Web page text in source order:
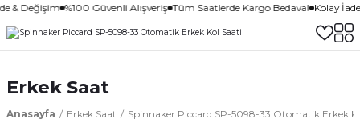
& Değişim %100 Güvenli Alışveriş Tüm Saatlerde Kargo Bedava! Kolay
Erkek Saat
Anasayfa Erkek Saat Spinnaker Piccard SP-5098-33 Otomatik Erkek